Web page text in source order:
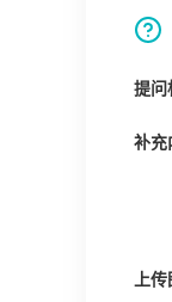
提问
补充
上传